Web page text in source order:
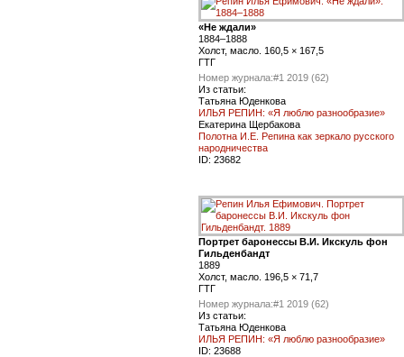
«Не ждали»
1884–1888
Холст, масло. 160,5 × 167,5
ГТГ
Номер журнала:#1 2019 (62)
Из статьи:
Татьяна Юденкова
ИЛЬЯ РЕПИН: «Я люблю разнообразие»
Екатерина Щербакова
Полотна И.Е. Репина как зеркало русского
народничества
ID: 23682
Портрет баронессы В.И. Икскуль фон
Гильденбандт
1889
Холст, масло. 196,5 × 71,7
ГТГ
Номер журнала:#1 2019 (62)
Из статьи:
Татьяна Юденкова
ИЛЬЯ РЕПИН: «Я люблю разнообразие»
ID: 23688